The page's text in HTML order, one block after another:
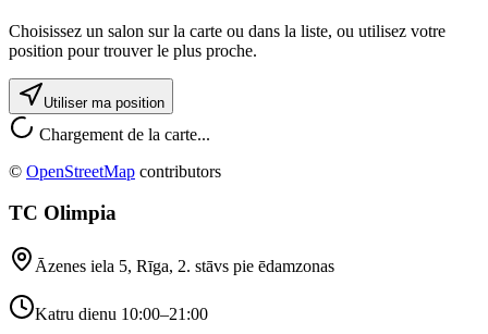
Choisissez un salon sur la carte ou dans la liste, ou utilisez votre
position pour trouver le plus proche.
Utiliser ma position
Chargement de la carte...
© OpenStreetMap contributors
TC Olimpia
Āzenes iela 5, Rīga, 2. stāvs pie ēdamzonas
Katru dienu 10:00–21:00